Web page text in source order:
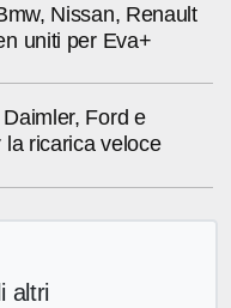
Nissan, Renault
uniti per Eva+
Ford e
la ricarica veloce
altri